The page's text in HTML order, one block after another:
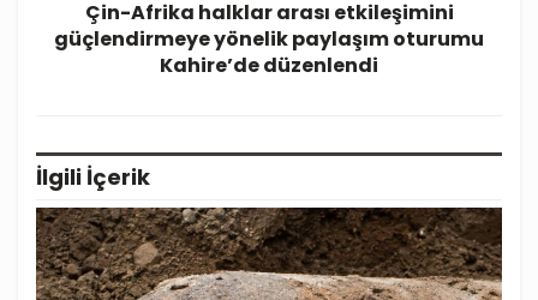
Çin-Afrika halklar arası etkileşimini
güçlendirmeye yönelik paylaşım oturumu
Kahire’de düzenlendi
İlgili İçerik